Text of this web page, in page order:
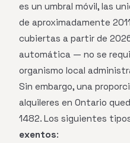
es un umbral móvil, las
de aproximadamente
cubiertas a partir de
automática — no se
organismo local
Sin embargo, una
alquileres en Ontario
1482. Los siguientes
exentos: